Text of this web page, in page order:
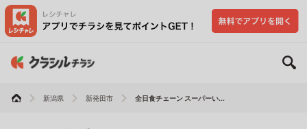
新潟県 新発田市 全日食チェーン スーパーい...